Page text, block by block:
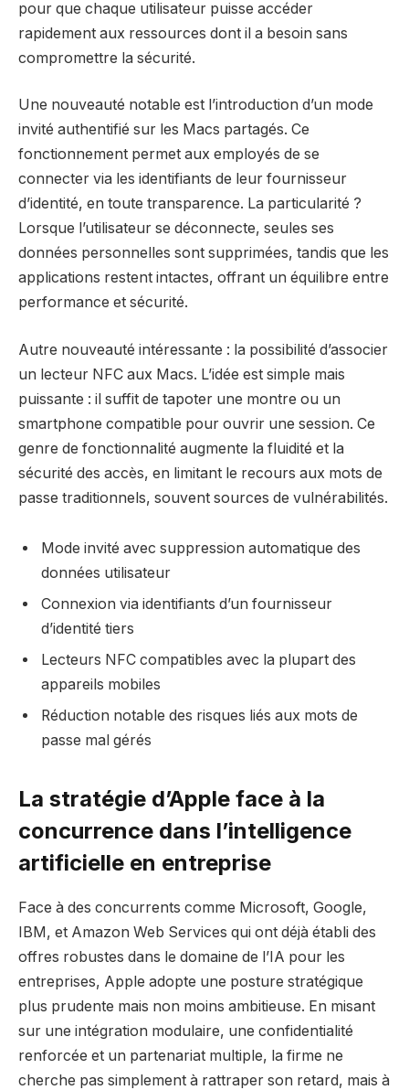
pour que chaque utilisateur puisse accéder
rapidement aux ressources dont il a besoin sans
compromettre la sécurité.
Une nouveauté notable est l’introduction d’un mode
invité authentifié sur les Macs partagés. Ce
fonctionnement permet aux employés de se
connecter via les identifiants de leur fournisseur
d’identité, en toute transparence. La particularité ?
Lorsque l’utilisateur se déconnecte, seules ses
données personnelles sont supprimées, tandis que les
applications restent intactes, offrant un équilibre entre
performance et sécurité.
Autre nouveauté intéressante : la possibilité d’associer
un lecteur NFC aux Macs. L’idée est simple mais
puissante : il suffit de tapoter une montre ou un
smartphone compatible pour ouvrir une session. Ce
genre de fonctionnalité augmente la fluidité et la
sécurité des accès, en limitant le recours aux mots de
passe traditionnels, souvent sources de vulnérabilités.
Mode invité avec suppression automatique des
données utilisateur
Connexion via identifiants d’un fournisseur
d’identité tiers
Lecteurs NFC compatibles avec la plupart des
appareils mobiles
Réduction notable des risques liés aux mots de
passe mal gérés
La stratégie d’Apple face à la
concurrence dans l’intelligence
artificielle en entreprise
Face à des concurrents comme Microsoft, Google,
IBM, et Amazon Web Services qui ont déjà établi des
offres robustes dans le domaine de l’IA pour les
entreprises, Apple adopte une posture stratégique
plus prudente mais non moins ambitieuse. En misant
sur une intégration modulaire, une confidentialité
renforcée et un partenariat multiple, la firme ne
cherche pas simplement à rattraper son retard, mais à